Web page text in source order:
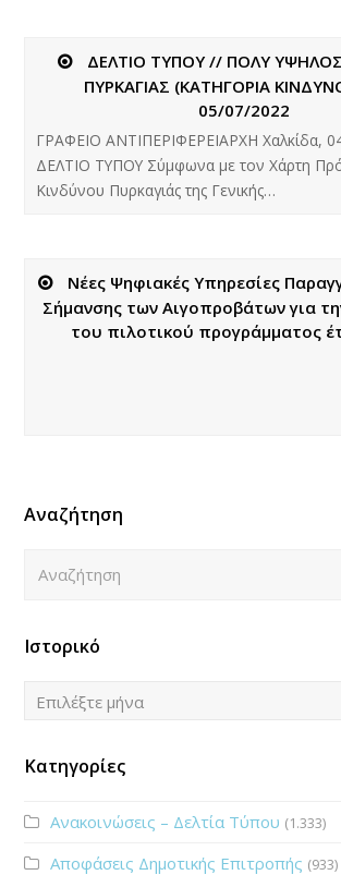
ΔΕΛΤΙΟ ΤΥΠΟΥ // ΠΟΛΥ
ΠΥΡΚΑΓΙΑΣ (ΚΑΤΗΓΟΡΙΑ
05/07/2022
ΓΡΑΦΕΙΟ ΑΝΤΙΠΕΡΙΦΕΡΕΙΑΡΧΗ Χαλκίδα,
ΔΕΛΤΙΟ ΤΥΠΟΥ Σύμφωνα με τον Χάρτη
Κινδύνου Πυρκαγιάς της Γενικής…
Νέες Ψηφιακές Υπηρεσίες
Σήμανσης των Αιγοπροβάτων για
του πιλοτικού προγράμματος
Αναζήτηση
Ιστορικό
Ιστορικό
Επιλέξτε μήνα
Κατηγορίες
Ανακοινώσεις – Δελτία Τύπου (1.333)
Αποφάσεις Δημοτικής Επιτροπής (933)